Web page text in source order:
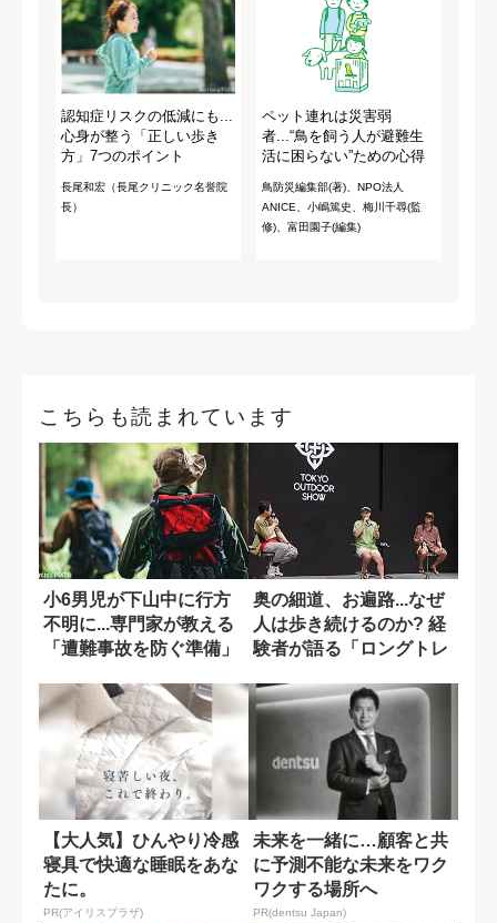
認知症リスクの低減にも...
心身が整う「正しい歩き
方」7つのポイント
長尾和宏（長尾クリニック名誉院
長）
ペット連れは災害弱
者...“鳥を飼う人が避難生
活に困らない”ための心得
鳥防災編集部(著)、NPO法人
ANICE、小嶋篤史、梅川千尋(監
修)、富田園子(編集)
こちらも読まれています
小6男児が下山中に行方
不明に...専門家が教える
「遭難事故を防ぐ準備」
奥の細道、お遍路...なぜ
人は歩き続けるのか? 経
験者が語る「ロングトレ
【大人気】ひんやり冷感
寝具で快適な睡眠をあな
たに。
PR(アイリスプラザ)
未来を一緒に…顧客と共
に予測不能な未来をワク
ワクする場所へ
PR(dentsu Japan)